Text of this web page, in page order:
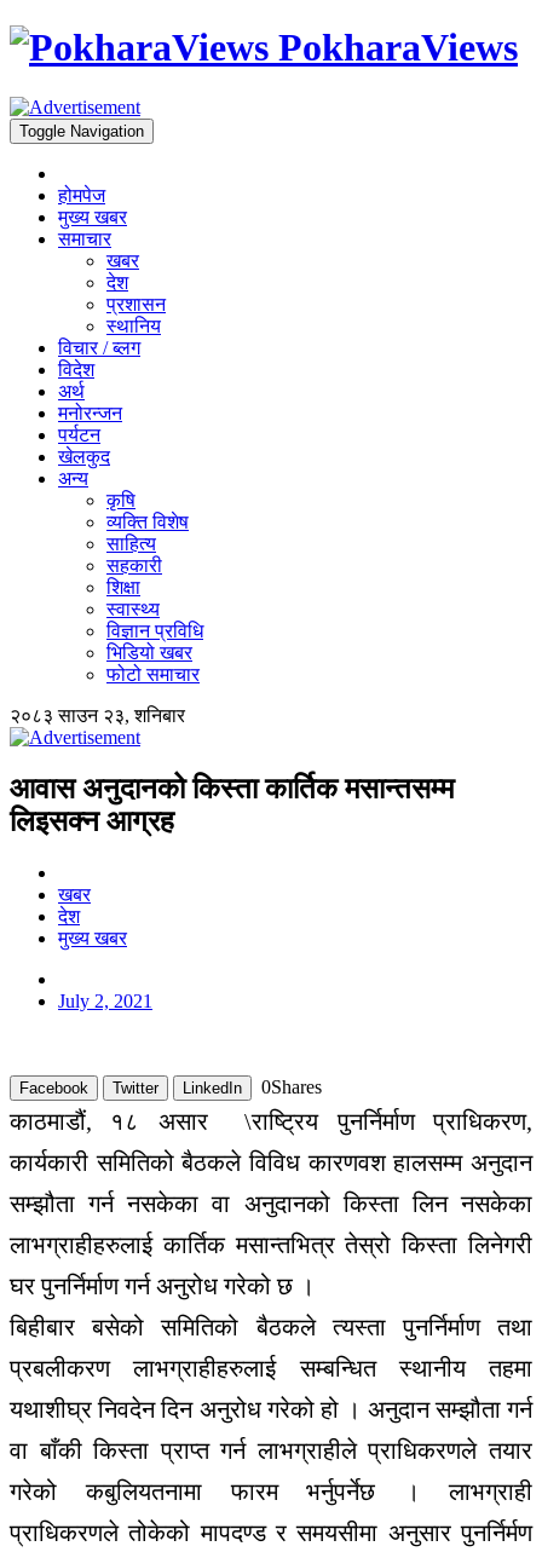
PokharaViews
Toggle Navigation
होमपेज
मुख्य खबर
समाचार
खबर
देश
प्रशासन
स्थानिय
विचार / ब्लग
विदेश
अर्थ
मनोरन्जन
पर्यटन
खेलकुद
अन्य
कृषि
व्यक्ति विशेष
साहित्य
सहकारी
शिक्षा
स्वास्थ्य
विज्ञान प्रविधि
भिडियो खबर
फोटो समाचार
२०८३ साउन २३, शनिबार
आवास अनुदानको किस्ता कार्तिक मसान्तसम्म
लिइसक्न आग्रह
खबर
देश
मुख्य खबर
July 2, 2021
Facebook Twitter LinkedIn 0Shares
काठमाडौं, १८ असार \राष्ट्रिय पुनर्निर्माण प्राधिकरण,
कार्यकारी समितिको बैठकले विविध कारणवश हालसम्म अनुदान
सम्झौता गर्न नसकेका वा अनुदानको किस्ता लिन नसकेका
लाभग्राहीहरुलाई कार्तिक मसान्तभित्र तेस्रो किस्ता लिनेगरी
घर पुनर्निर्माण गर्न अनुरोध गरेको छ ।
बिहीबार बसेको समितिको बैठकले त्यस्ता पुनर्निर्माण तथा
प्रबलीकरण लाभग्राहीहरुलाई सम्बन्धित स्थानीय तहमा
यथाशीघ्र निवदेन दिन अनुरोध गरेको हो । अनुदान सम्झौता गर्न
वा बाँकी किस्ता प्राप्त गर्न लाभग्राहीले प्राधिकरणले तयार
गरेको कबुलियतनामा फारम भर्नुपर्नेछ । लाभग्राही
प्राधिकरणले तोकेको मापदण्ड र समयसीमा अनुसार पुनर्निर्मण